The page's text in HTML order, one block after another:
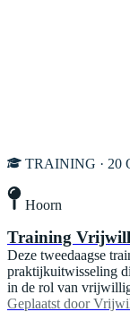
TRAINING · 20
Hoorn
Training
Deze tweedaagse
praktijkuitwisseling
in de rol van
Geplaatst door